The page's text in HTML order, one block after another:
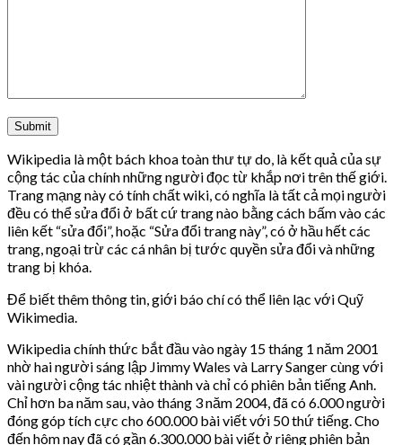
Wikipedia là một bách khoa toàn thư tự do, là kết quả của sự
cộng tác của chính những người đọc từ khắp nơi trên thế giới.
Trang mạng này có tính chất wiki, có nghĩa là tất cả mọi người
đều có thể sửa đổi ở bất cứ trang nào bằng cách bấm vào các
liên kết “sửa đổi”, hoặc “Sửa đổi trang này”, có ở hầu hết các
trang, ngoại trừ các cá nhân bị tước quyền sửa đổi và những
trang bị khóa.
Để biết thêm thông tin, giới báo chí có thể liên lạc với Quỹ
Wikimedia.
Wikipedia chính thức bắt đầu vào ngày 15 tháng 1 năm 2001
nhờ hai người sáng lập Jimmy Wales và Larry Sanger cùng với
vài người cộng tác nhiệt thành và chỉ có phiên bản tiếng Anh.
Chỉ hơn ba năm sau, vào tháng 3 năm 2004, đã có 6.000 người
đóng góp tích cực cho 600.000 bài viết với 50 thứ tiếng. Cho
đến hôm nay đã có gần 6.300.000 bài viết ở riêng phiên bản